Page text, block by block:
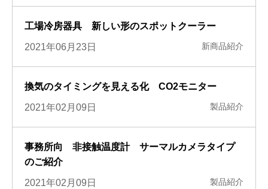
工場冷房器具 新しい形のスポットクーラー
2021年06月23日 新商品紹介
換気のタイミングを見える化 CO2モニター
2021年02月09日 製品紹介
事務所向 非接触温度計 サーマルカメラタイプ
のご紹介
2021年02月09日 製品紹介